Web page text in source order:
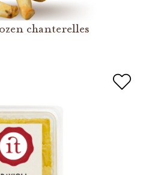
chanterelles